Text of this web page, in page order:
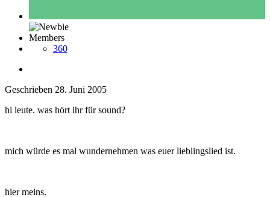
Members
360
Geschrieben 28. Juni 2005
hi leute. was hört ihr für sound?
mich würde es mal wundernehmen was euer lieblingslied ist.
hier meins.